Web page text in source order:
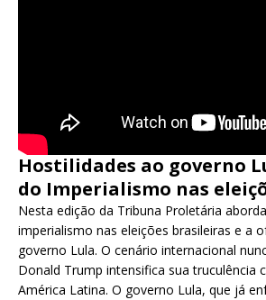
Hostilidades ao governo
do Imperialismo nas
Nesta edição da Tribuna Proletária
imperialismo nas eleições brasileiras e a
governo Lula. O cenário internacional
Donald Trump intensifica sua truculência
América Latina. O governo Lula, que já